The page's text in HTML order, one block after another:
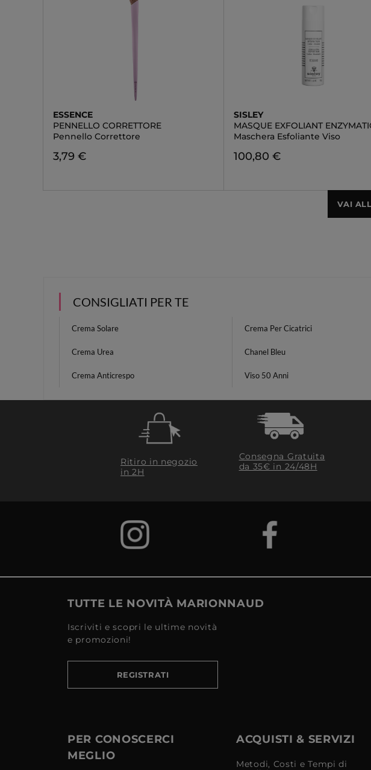
ESSENCE
PENNELLO CORRETTORE
Pennello Correttore
3,79 €
SISLEY
MASQUE EXFOLIANT
Maschera Esfoliante Viso
100,80 €
VAI
CONSIGLIATI PER TE
Crema Solare Crema Per Cicatrici
Crema Urea Chanel Bleu
Crema Anticrespo Viso 50 Anni
Ritiro in negozio
in 2H
Consegna Gratuita
da 35€​ in 24/48H
TUTTE LE NOVITÀ MARIONNAUD
Iscriviti e scopri le ultime novità
e promozioni!
REGISTRATI
PER CONOSCERCI
MEGLIO
ACQUISTI & SERVIZI
Metodi, Costi e Tempi di